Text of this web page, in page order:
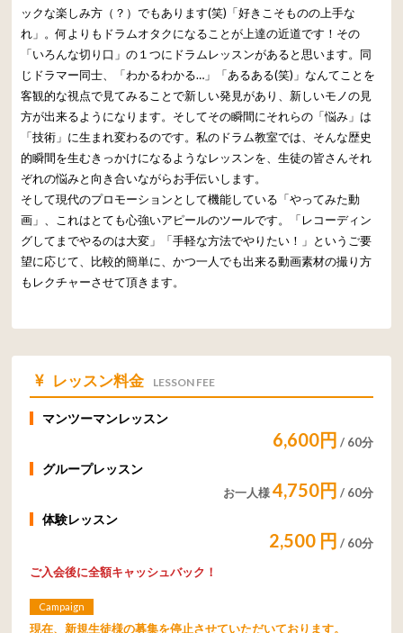
ックな楽しみ方（？）でもあります(笑)「好きこそものの上手な
れ」。何よりもドラムオタクになることが上達の近道です！その
「いろんな切り口」の１つにドラムレッスンがあると思います。同
じドラマー同士、「わかるわかる…」「あるある(笑)」なんてことを
客観的な視点で見てみることで新しい発見があり、新しいモノの見
方が出来るようになります。そしてその瞬間にそれらの「悩み」は
「技術」に生まれ変わるのです。私のドラム教室では、そんな歴史
的瞬間を生むきっかけになるようなレッスンを、生徒の皆さんそれ
ぞれの悩みと向き合いながらお手伝いします。
そして現代のプロモーションとして機能している「やってみた動
画」、これはとても心強いアピールのツールです。「レコーディン
グしてまでやるのは大変」「手軽な方法でやりたい！」というご要
望に応じて、比較的簡単に、かつ一人でも出来る動画素材の撮り方
もレクチャーさせて頂きます。
レッスン料金 LESSON FEE
マンツーマンレッスン
6,600円 / 60分
グループレッスン
お一人様4,750円 / 60分
体験レッスン
2,500 円 / 60分
ご入会後に全額キャッシュバック！
Campaign
現在、新規生徒様の募集を停止させていただいております。